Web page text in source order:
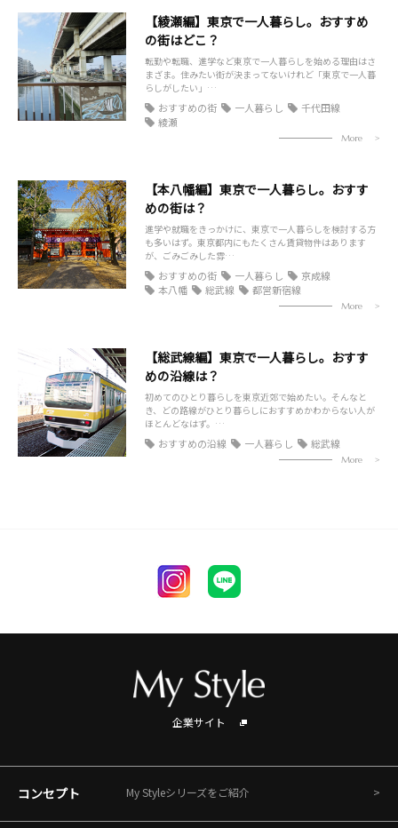
【綾瀬編】東京で一人暮らし。おすすめ
の街はどこ？
転勤や転職、進学など東京で一人暮らしを始める理由はさ
まざま。住みたい街が決まってないけれど「東京で一人暮
らしがしたい」…
おすすめの街 一人暮らし
千代田線
綾瀬
More
【本八幡編】東京で一人暮らし。おすす
めの街は？
進学や就職をきっかけに、東京で一人暮らしを検討する方
も多いはず。東京都内にもたくさん賃貸物件はあります
が、ごみごみした雰…
おすすめの街 一人暮らし
京成線
本八幡
総武線 都営新宿線
More
【総武線編】東京で一人暮らし。おすす
めの沿線は？
初めてのひとり暮らしを東京近郊で始めたい。そんなと
き、どの路線がひとり暮らしにおすすめかわからない人が
ほとんどなはず。…
おすすめの沿線 一人暮らし 総武線
More
企業サイト
コンセプト My Styleシリーズをご紹介